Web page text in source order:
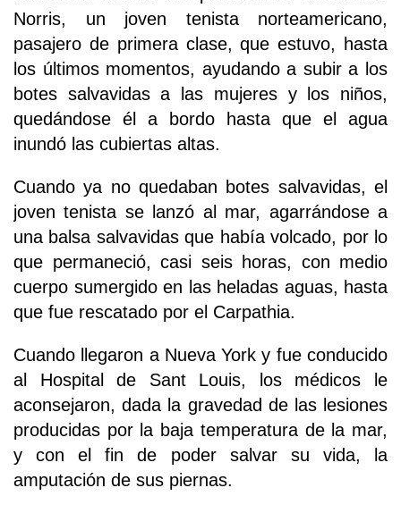
Norris, un joven tenista norteamericano,
pasajero de primera clase, que estuvo, hasta
los últimos momentos, ayudando a subir a los
botes salvavidas a las mujeres y los niños,
quedándose él a bordo hasta que el agua
inundó las cubiertas altas.
Cuando ya no quedaban botes salvavidas, el
joven tenista se lanzó al mar, agarrándose a
una balsa salvavidas que había volcado, por lo
que permaneció, casi seis horas, con medio
cuerpo sumergido en las heladas aguas, hasta
que fue rescatado por el Carpathia.
Cuando llegaron a Nueva York y fue conducido
al Hospital de Sant Louis, los médicos le
aconsejaron, dada la gravedad de las lesiones
producidas por la baja temperatura de la mar,
y con el fin de poder salvar su vida, la
amputación de sus piernas.